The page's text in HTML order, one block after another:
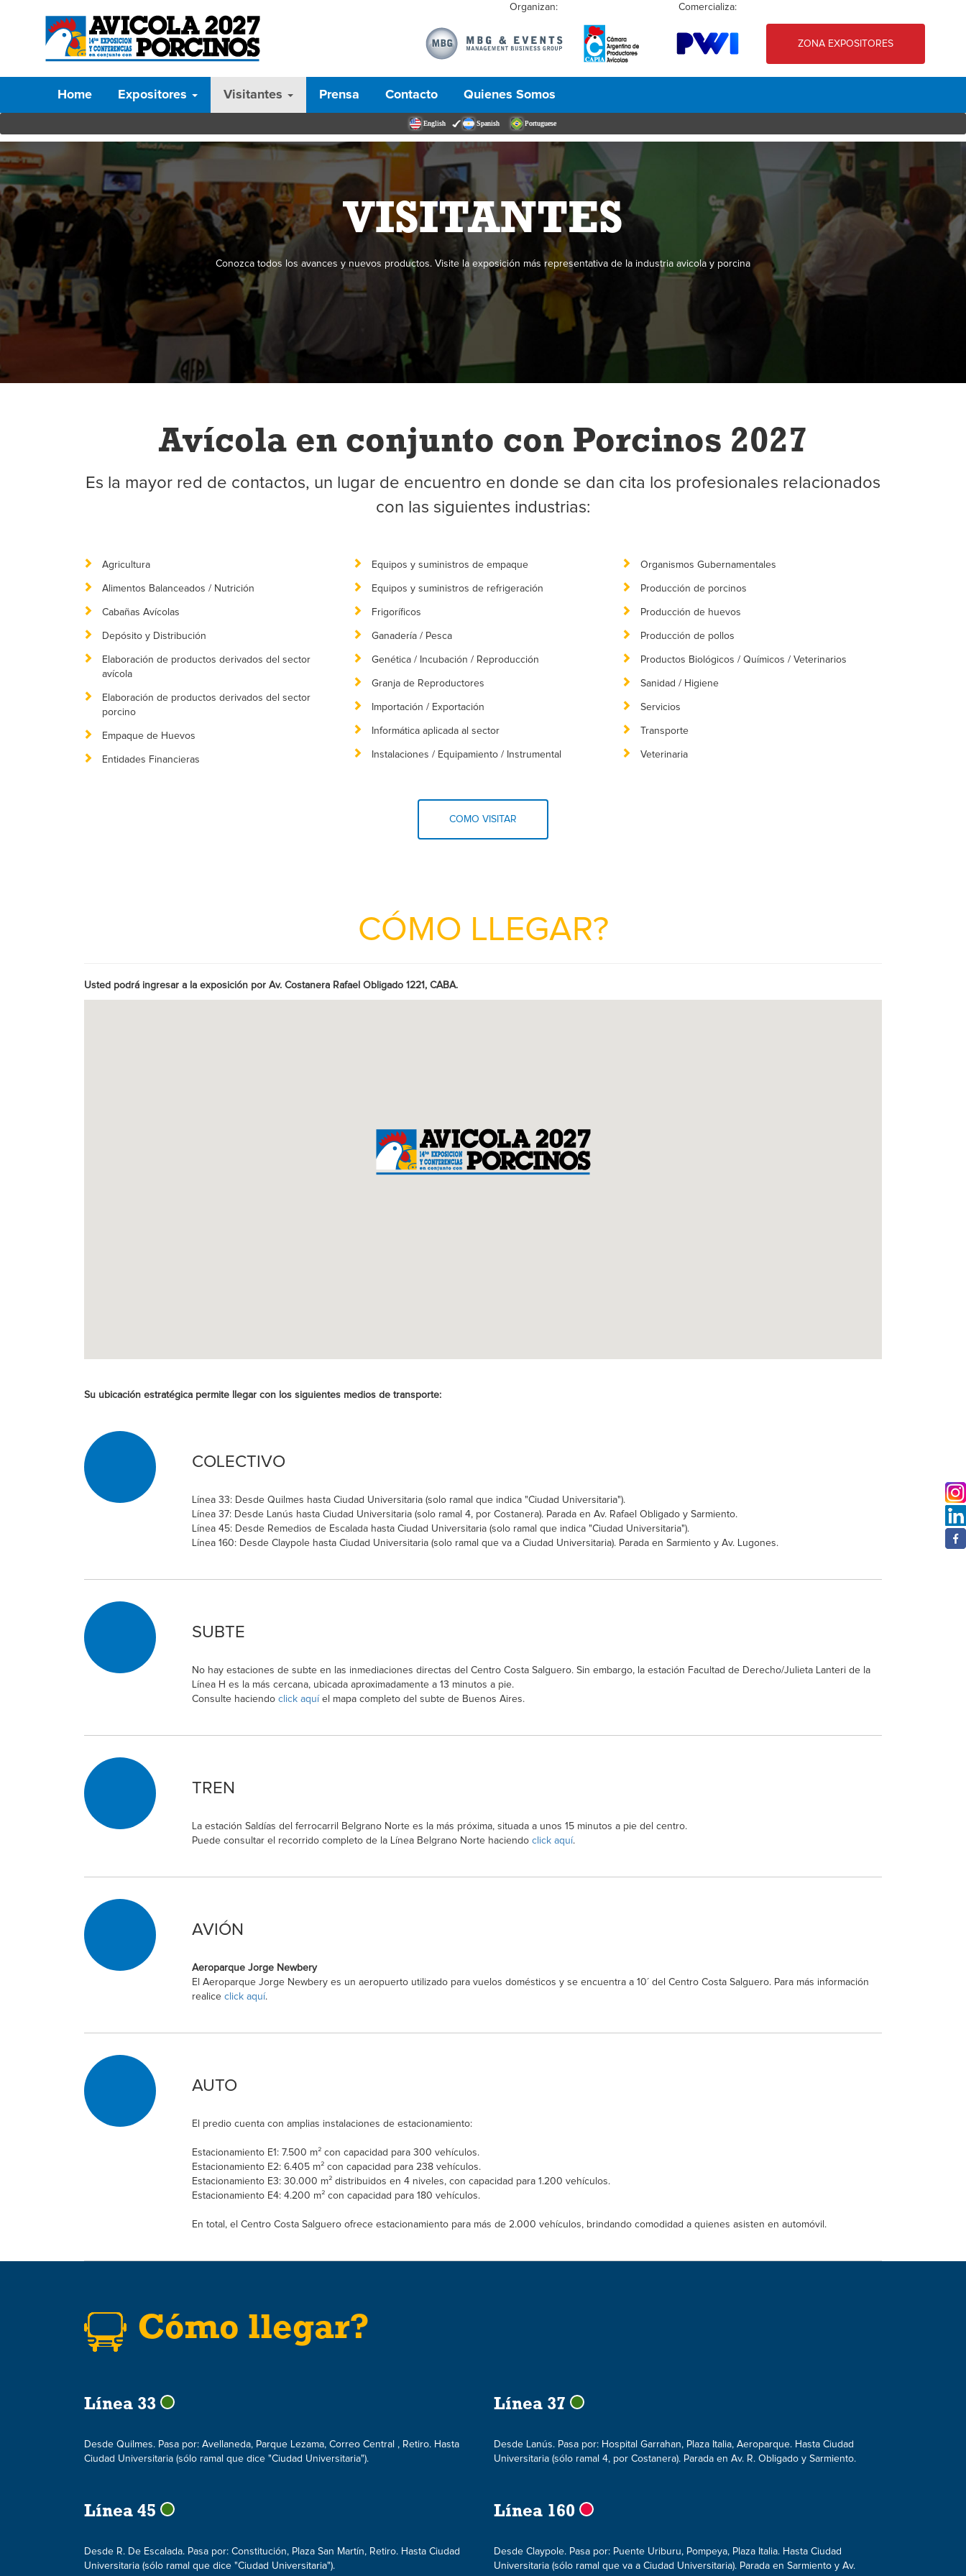
Organizan: Comercializa:
ZONA EXPOSITORES
Home Expositores Visitantes Prensa Contacto Quienes Somos
English Spanish Portuguese
VISITANTES
Conozca todos los avances y nuevos productos. Visite la exposición más representativa de la industria avicola y porcina
Avícola en conjunto con Porcinos 2027
Es la mayor red de contactos, un lugar de encuentro en donde se dan cita los profesionales relacionados
con las siguientes industrias:
Agricultura
Alimentos Balanceados / Nutrición
Cabañas Avícolas
Depósito y Distribución
Elaboración de productos derivados del sector
avícola
Elaboración de productos derivados del sector
porcino
Empaque de Huevos
Entidades Financieras
Equipos y suministros de empaque
Equipos y suministros de refrigeración
Frigoríficos
Ganadería / Pesca
Genética / Incubación / Reproducción
Granja de Reproductores
Importación / Exportación
Informática aplicada al sector
Instalaciones / Equipamiento / Instrumental
Organismos Gubernamentales
Producción de porcinos
Producción de huevos
Producción de pollos
Productos Biológicos / Químicos / Veterinarios
Sanidad / Higiene
Servicios
Transporte
Veterinaria
COMO VISITAR
CÓMO LLEGAR?
Usted podrá ingresar a la exposición por Av. Costanera Rafael Obligado 1221, CABA.
Su ubicación estratégica permite llegar con los siguientes medios de transporte:
COLECTIVO
Línea 33: Desde Quilmes hasta Ciudad Universitaria (solo ramal que indica "Ciudad Universitaria").
Línea 37: Desde Lanús hasta Ciudad Universitaria (solo ramal 4, por Costanera). Parada en Av. Rafael Obligado y Sarmiento.
Línea 45: Desde Remedios de Escalada hasta Ciudad Universitaria (solo ramal que indica "Ciudad Universitaria").
Línea 160: Desde Claypole hasta Ciudad Universitaria (solo ramal que va a Ciudad Universitaria). Parada en Sarmiento y Av. Lugones.
SUBTE
No hay estaciones de subte en las inmediaciones directas del Centro Costa Salguero. Sin embargo, la estación Facultad de Derecho/Julieta Lanteri de la
Línea H es la más cercana, ubicada aproximadamente a 13 minutos a pie.
Consulte haciendo click aquí el mapa completo del subte de Buenos Aires.
TREN
La estación Saldías del ferrocarril Belgrano Norte es la más próxima, situada a unos 15 minutos a pie del centro.
Puede consultar el recorrido completo de la Línea Belgrano Norte haciendo click aquí.
AVIÓN
Aeroparque Jorge Newbery
El Aeroparque Jorge Newbery es un aeropuerto utilizado para vuelos domésticos y se encuentra a 10´ del Centro Costa Salguero. Para más información
realice click aquí.
AUTO
El predio cuenta con amplias instalaciones de estacionamiento:
Estacionamiento E1: 7.500 m² con capacidad para 300 vehículos.
Estacionamiento E2: 6.405 m² con capacidad para 238 vehículos.
Estacionamiento E3: 30.000 m² distribuidos en 4 niveles, con capacidad para 1.200 vehículos.
Estacionamiento E4: 4.200 m² con capacidad para 180 vehículos.
En total, el Centro Costa Salguero ofrece estacionamiento para más de 2.000 vehículos, brindando comodidad a quienes asisten en automóvil.
Cómo llegar?
Línea 33
Desde Quilmes. Pasa por: Avellaneda, Parque Lezama, Correo Central , Retiro. Hasta
Ciudad Universitaria (sólo ramal que dice "Ciudad Universitaria").
Línea 37
Desde Lanús. Pasa por: Hospital Garrahan, Plaza Italia, Aeroparque. Hasta Ciudad
Universitaria (sólo ramal 4, por Costanera). Parada en Av. R. Obligado y Sarmiento.
Línea 45
Desde R. De Escalada. Pasa por: Constitución, Plaza San Martín, Retiro. Hasta Ciudad
Universitaria (sólo ramal que dice "Ciudad Universitaria").
Línea 160
Desde Claypole. Pasa por: Puente Uriburu, Pompeya, Plaza Italia. Hasta Ciudad
Universitaria (sólo ramal que va a Ciudad Universitaria). Parada en Sarmiento y Av.